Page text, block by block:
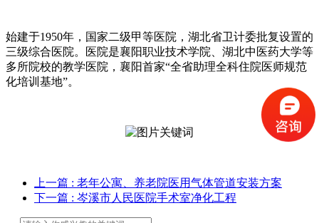
始建于1950年，国家⼆级甲等医院，湖北省卫计委批复设置的
三级综合医院。医院是襄阳职业技术学院、湖北中医药⼤学等
多所院校的教学医院，襄阳⾸家“全省助理全科住院医师规范
化培训基地”。
上一篇 : 老年公寓、养老院医用气体管道安装方案
下一篇 : 岑溪市人民医院手术室净化工程